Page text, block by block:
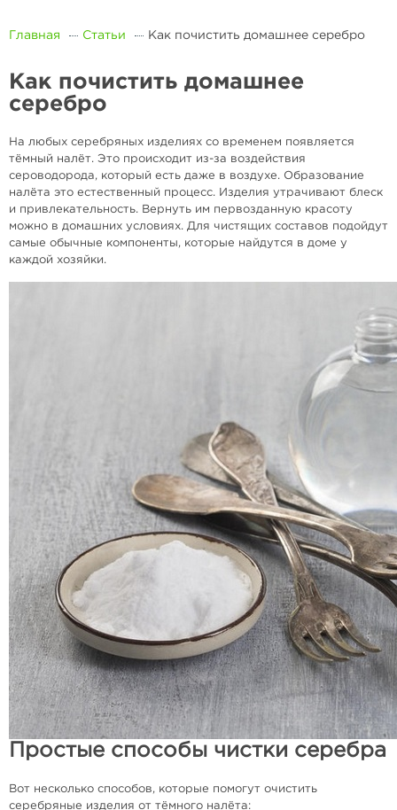
Главная Статьи Как почистить домашнее серебро
Как почистить домашнее
серебро
На любых серебряных изделиях со временем появляется
тёмный налёт. Это происходит из-за воздействия
сероводорода, который есть даже в воздухе. Образование
налёта это естественный процесс. Изделия утрачивают блеск
и привлекательность. Вернуть им первозданную красоту
можно в домашних условиях. Для чистящих составов подойдут
самые обычные компоненты, которые найдутся в доме у
каждой хозяйки.
Простые способы чистки серебра
Вот несколько способов, которые помогут очистить
серебряные изделия от тёмного налёта: